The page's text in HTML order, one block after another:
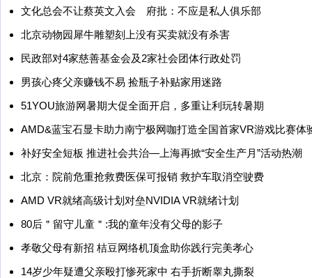
文化总会不让蔡英文入会 府批：不应是私人俱乐部
北京动物园犀牛雕塑刻上没有买卖就没有杀害
民政部对4家慈善基金会及2家社会团体行政处罚
男孩心疼父亲赚钱不易 捡瓶子补贴家用迷路
51YOU旅游网暑期大促全面开启，多重让利玩转暑期
AMD&蓝宝石显卡助力南宁极网咖打造全国首家VR游戏比赛体
补好安全短板 推进社会共治—上海再掀“安全生产月”活动热潮
北京：院前危重抢救费医保可报销 救护车取消空驶费
AMD VR就绪高级计划对垒NVIDIA VR就绪计划
80后＂留守儿童＂:我的童年没有父母的影子
孝敬父母有新招 桔豆网络机顶盒助你践行完美孝心
14岁少年疑遭父亲殴打惨死家中 右手折断睾丸撕裂